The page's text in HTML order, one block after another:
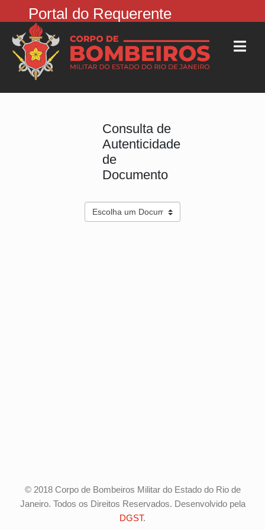
Portal do Requerente
Consulta de
Autenticidade
de
Documento
© 2018 Corpo de Bombeiros Militar do Estado do Rio de
Janeiro. Todos os Direitos Reservados. Desenvolvido pela
DGST.